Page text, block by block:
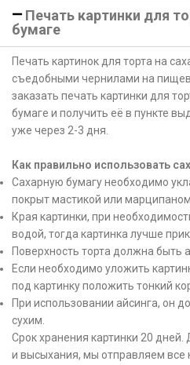
Печать картинки для
бумаге
Печать картинок для торта на
съедобными чернилами на
заказать печать картинки для
бумаге и получить её в пункте
уже через 2-3 дня.
Как правильно использовать
Сахарную бумагу необходимо
покрыт мастикой или
Края картинки, при
водой, тогда картинка лучше
Поверхность торта должна быть
Если необходимо уложить
под картинку положить тонкий
При использовании айсинга, он
сухим.
Срок хранения картинки 20
и высыхания, мы отправляем все